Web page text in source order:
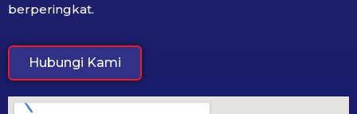
berperingkat.
Hubungi Kami